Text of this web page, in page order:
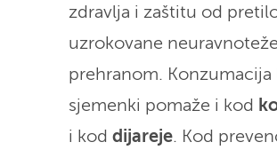
zdravlja i zaštitu od
uzrokovane
prehranom. Konzumacija
sjemenki pomaže i kod
i kod dijareje. Kod